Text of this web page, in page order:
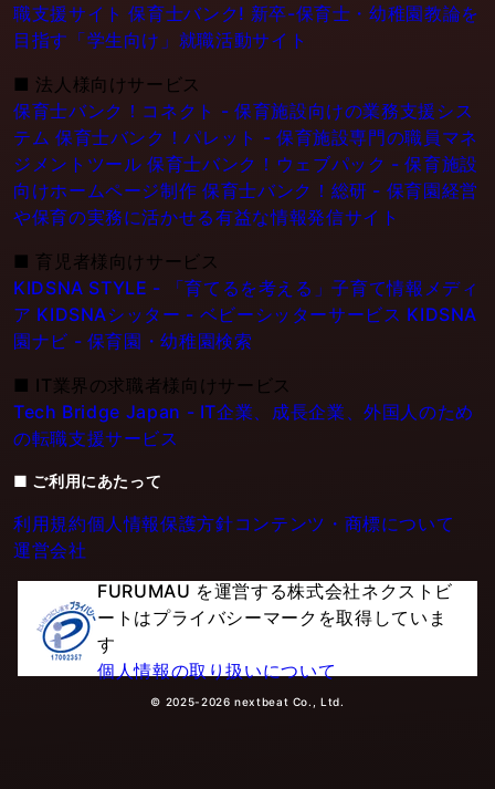
職支援サイト 保育士バンク! 新卒-保育士・幼稚園教論を
目指す「学生向け」就職活動サイト
■ 法人様向けサービス
保育士バンク！コネクト - 保育施設向けの業務支援シス
テム 保育士バンク！パレット - 保育施設専門の職員マネ
ジメントツール 保育士バンク！ウェブパック - 保育施設
向けホームページ制作 保育士バンク！総研 - 保育園経営
や保育の実務に活かせる有益な情報発信サイト
■ 育児者様向けサービス
KIDSNA STYLE - 「育てるを考える」子育て情報メディ
ア KIDSNAシッター - ベビーシッターサービス KIDSNA
園ナビ - 保育園・幼稚園検索
■ IT業界の求職者様向けサービス
Tech Bridge Japan - IT企業、成長企業、外国人のため
の転職支援サービス
■ ご利用にあたって
利用規約個人情報保護方針コンテンツ・商標について
運営会社
FURUMAU を運営する株式会社ネクストビ
ートはプライバシーマークを取得していま
す
個人情報の取り扱いについて
© 2025-2026 nextbeat Co., Ltd.